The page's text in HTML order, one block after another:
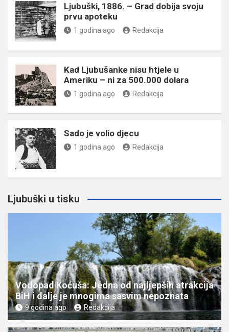
Ljubuški, 1886. – Grad dobija svoju
prvu apoteku
1 godina ago Redakcija
Kad Ljubušanke nisu htjele u
Ameriku – ni za 500.000 dolara
1 godina ago Redakcija
Sado je volio djecu
1 godina ago Redakcija
Ljubuški u tisku
Vodopad Koćuša: Jedna od najljepših atrakcija
BiH i dalje je mnogima sasvim nepoznata
9 godina ago Redakcija